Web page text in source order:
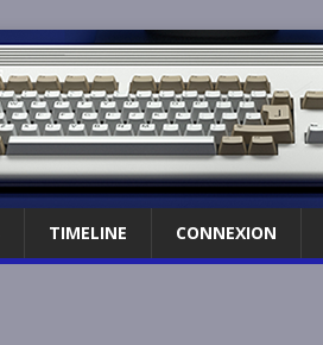
TIMELINE CONNEXION